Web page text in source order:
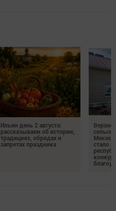
Ильин день 2 августа:
рассказываем об истории,
традициях, обрядах и
запретах праздника
стало